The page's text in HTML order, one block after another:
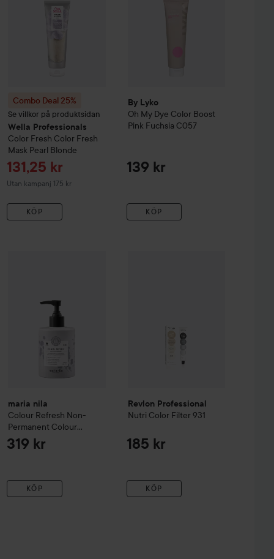
Combo Deal 25%
Se villkor på produktsidan
Wella Professionals
Color Fresh Color Fresh
Mask Pearl Blonde
Reapris
131,25 kr
Utan kampanj 175 kr
KÖP
By Lyko
Oh My Dye Color Boost
Pink Fuchsia C057
139 kr
KÖP
maria nila
Colour Refresh Non-
Permanent Colour
Masque
319 kr
KÖP
Revlon Professional
Nutri Color Filter 931
185 kr
KÖP